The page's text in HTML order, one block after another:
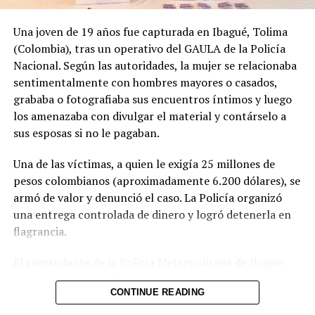
El Salvador busca capacitar a 400 personas para
desarrollar su programa de energía nuclear
Una joven de 19 años fue capturada en Ibagué, Tolima
(Colombia), tras un operativo del GAULA de la Policía
Nacional. Según las autoridades, la mujer se relacionaba
sentimentalmente con hombres mayores o casados,
grababa o fotografiaba sus encuentros íntimos y luego
los amenazaba con divulgar el material y contárselo a
sus esposas si no le pagaban.
Una de las víctimas, a quien le exigía 25 millones de
pesos colombianos (aproximadamente 6.200 dólares), se
armó de valor y denunció el caso. La Policía organizó
una entrega controlada de dinero y logró detenerla en
flagrancia.
explicó que la joven “seducía con sus encantos a
hombres que tenían familia” y, una vez obtenía el
CONTINUE READING